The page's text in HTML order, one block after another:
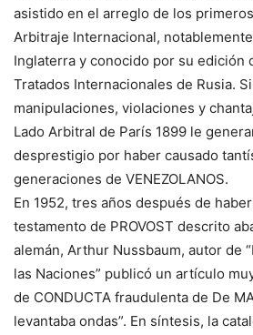
asistido en el arreglo de los
Arbitraje Internacional,
Inglaterra y conocido por su edición
Tratados Internacionales de Rusia.
manipulaciones, violaciones y
Lado Arbitral de París 1899 le
desprestigio por haber causado
generaciones de VENEZOLANOS.
En 1952, tres años después de
testamento de PROVOST descrito
alemán, Arthur Nussbaum, autor de
las Naciones” publicó un artículo
de CONDUCTA fraudulenta de De
levantaba ondas”. En síntesis, la